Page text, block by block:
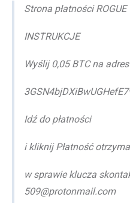
Strona płatności ROGUE
INSTRUKCJE
Wyślij 0,05 BTC na adres
Idź do płatności
i kliknij Płatność
w sprawie klucza
509@protonmail.com